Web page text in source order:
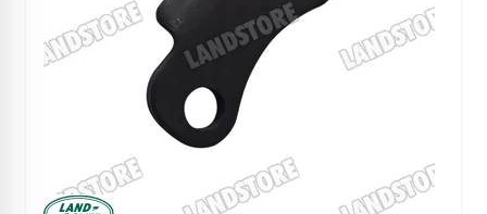
Manufactured by Land rover